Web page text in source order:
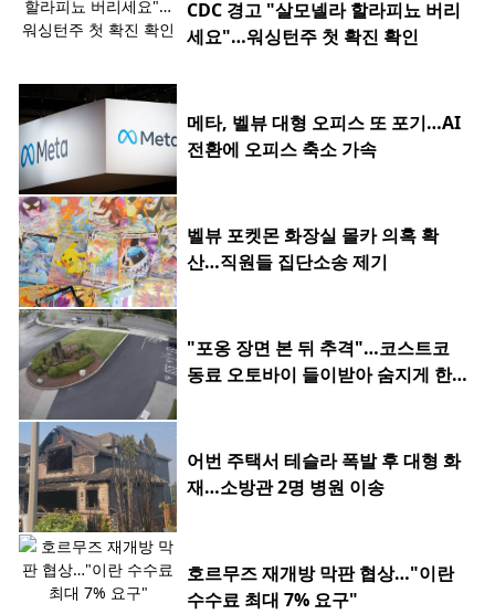
CDC 경고 "살모넬라 할라피뇨 버리
세요"…워싱턴주 첫 확진 확인
메타, 벨뷰 대형 오피스 또 포기…AI
전환에 오피스 축소 가속
벨뷰 포켓몬 화장실 몰카 의혹 확
산…직원들 집단소송 제기
"포옹 장면 본 뒤 추격"…코스트코
동료 오토바이 들이받아 숨지게 한 2
어번 주택서 테슬라 폭발 후 대형 화
재…소방관 2명 병원 이송
호르무즈 재개방 막판 협상…"이란
수수료 최대 7% 요구"